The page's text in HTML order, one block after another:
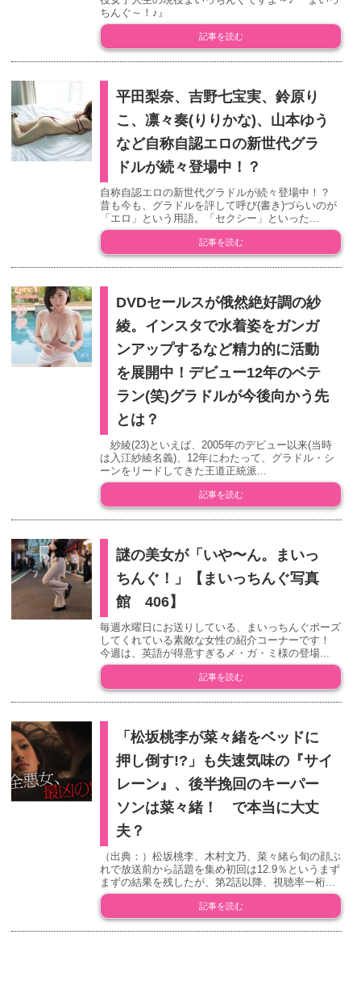
ちんぐ～！♪』
記事を読む
平田梨奈、吉野七宝実、鈴原り
こ、凛々奏(りりかな)、山本ゆう
など自称自認エロの新世代グラ
ドルが続々登場中！？
自称自認エロの新世代グラドルが続々登場中！？
昔も今も、グラドルを評して呼び(書き)づらいのが
「エロ」という用語。「セクシー」といった...
記事を読む
DVDセールスが俄然絶好調の紗
綾。インスタで水着姿をガンガ
ンアップするなど精力的に活動
を展開中！デビュー12年のベテ
ラン(笑)グラドルが今後向かう先
とは？
紗綾(23)といえば、2005年のデビュー以来(当時
は入江紗綾名義)、12年にわたって、グラドル・シ
ーンをリードしてきた王道正統派...
記事を読む
謎の美女が「いや〜ん。まいっ
ちんぐ！」【まいっちんぐ写真
館 406】
毎週水曜日にお送りしている、まいっちんぐポーズ
してくれている素敵な女性の紹介コーナーです！
今週は、英語が得意すぎるメ・ガ・ミ様の登場...
記事を読む
「松坂桃李が菜々緒をベッドに
押し倒す!?」も失速気味の『サイ
レーン』、後半挽回のキーパー
ソンは菜々緒！ で本当に大丈
夫？
（出典：）松坂桃李、木村文乃、菜々緒ら旬の顔ぶ
れで放送前から話題を集め初回は12.9％というまず
まずの結果を残したが、第2話以降、視聴率一桁...
記事を読む